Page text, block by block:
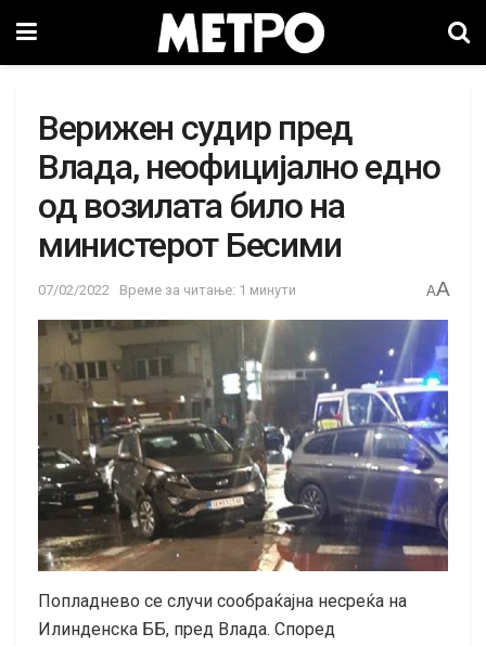
Верижен судир пред
Влада, неофицијално едно
од возилата билo на
министерот Бесими
07/02/2022 Време за читање: 1 минути AA
Попладнево се случи сообраќајна несреќа на
Илинденска ББ, пред Влада. Според